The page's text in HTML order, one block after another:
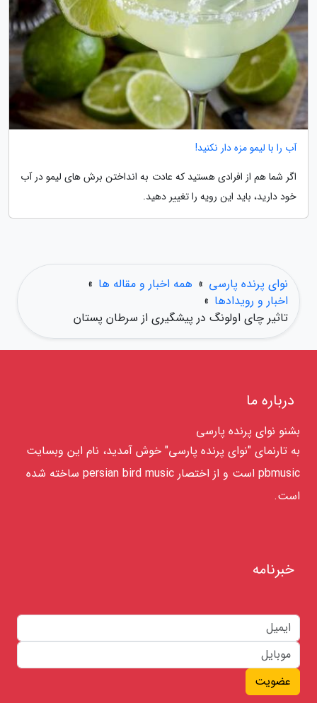
آب را با لیمو مزه دار نکنید!
اگر شما هم از افرادی هستید که عادت به انداختن برش های لیمو در آب
خود دارید، باید این رویه را تغییر دهید.
نوای پرنده پارسی » همه اخبار و مقاله ها »
اخبار و رویدادها »
تاثیر چای اولونگ در پیشگیری از سرطان پستان
درباره ما
بشنو نوای پرنده پارسی
به تارنمای "نوای پرنده پارسی" خوش آمدید، نام این وبسایت
pbmusic است و از اختصار persian bird music ساخته شده
است.
خبرنامه
عضویت